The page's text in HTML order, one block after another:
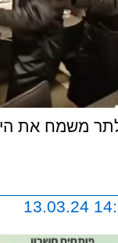
משמח את